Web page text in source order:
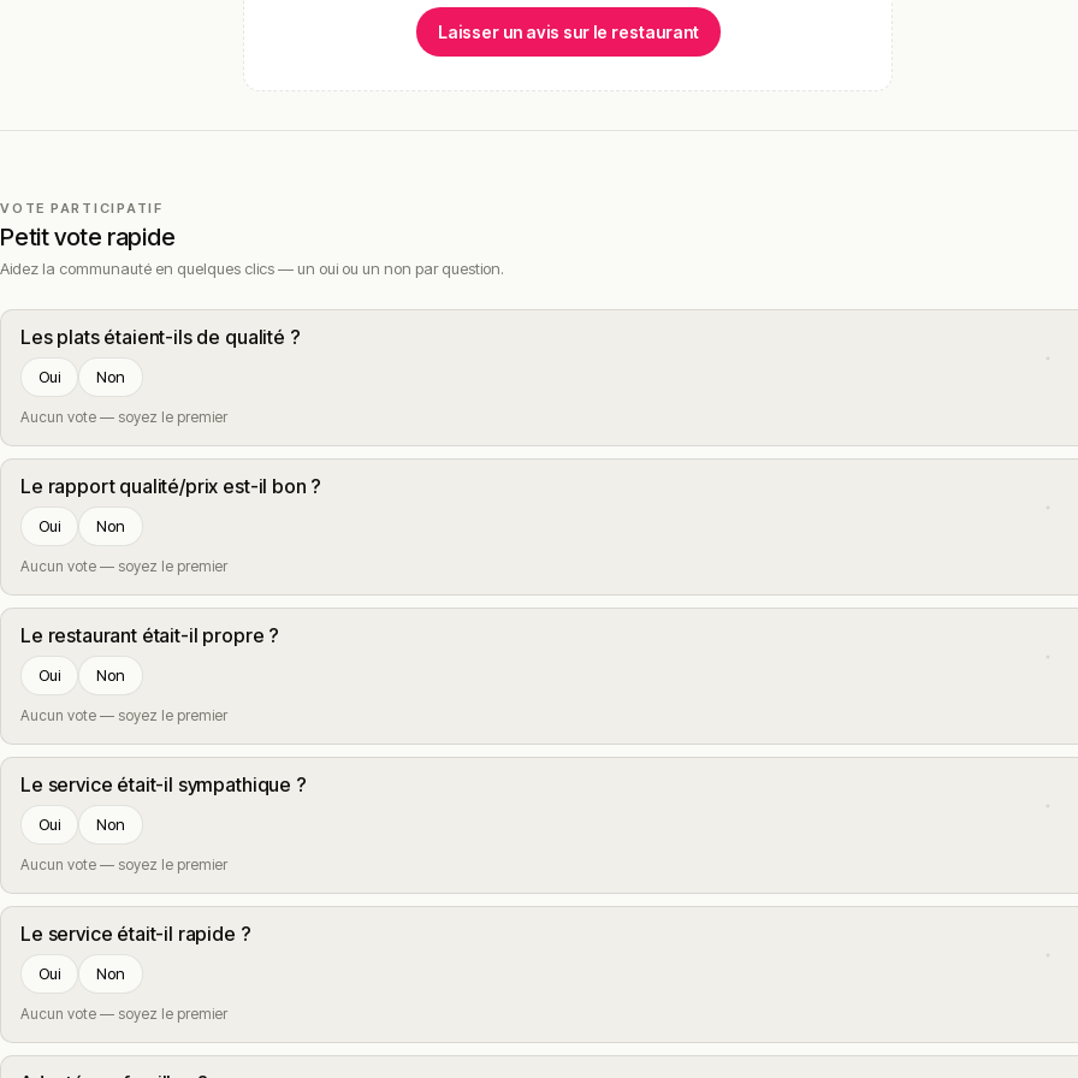
Laisser un avis sur le restaurant
VOTE PARTICIPATIF
Petit vote rapide
Aidez la communauté en quelques clics — un oui ou un non par question.
Les plats étaient-ils de qualité ?
Oui Non
Aucun vote — soyez le premier
Le rapport qualité/prix est-il bon ?
Oui Non
Aucun vote — soyez le premier
Le restaurant était-il propre ?
Oui Non
Aucun vote — soyez le premier
Le service était-il sympathique ?
Oui Non
Aucun vote — soyez le premier
Le service était-il rapide ?
Oui Non
Aucun vote — soyez le premier